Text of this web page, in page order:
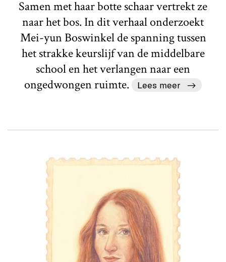
Samen met haar botte schaar vertrekt ze
naar het bos. In dit verhaal onderzoekt
Mei-yun Boswinkel de spanning tussen
het strakke keurslijf van de middelbare
school en het verlangen naar een
ongedwongen ruimte.
Lees meer